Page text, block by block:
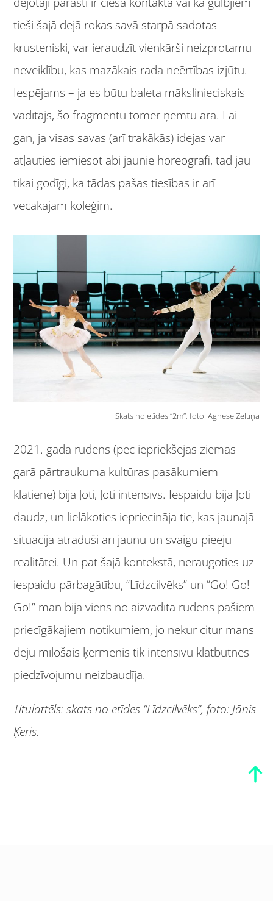
tieši šajā dejā rokas savā starpā sadotas
krusteniski, var ieraudzīt vienkārši neizprotamu
neveiklību, kas mazākais rada neērtības izjūtu.
Iespējams – ja es būtu baleta mākslinieciskais
vadītājs, šo fragmentu tomēr ņemtu ārā. Lai
gan, ja visas savas (arī trakākās) idejas var
atļauties iemiesot abi jaunie horeogrāfi, tad jau
tikai godīgi, ka tādas pašas tiesības ir arī
vecākajam kolēģim.
Skats no etīdes “2m”, foto: Agnese Zeltiņa
2021. gada rudens (pēc iepriekšējās ziemas
garā pārtraukuma kultūras pasākumiem
klātienē) bija ļoti, ļoti intensīvs. Iespaidu bija ļoti
daudz, un lielākoties iepriecināja tie, kas jaunajā
situācijā atraduši arī jaunu un svaigu pieeju
realitātei. Un pat šajā kontekstā, neraugoties uz
iespaidu pārbagātību, “Līdzcilvēks” un “Go! Go!
Go!” man bija viens no aizvadītā rudens pašiem
priecīgākajiem notikumiem, jo nekur citur mans
deju mīlošais ķermenis tik intensīvu klātbūtnes
piedzīvojumu neizbaudīja.
Titulattēls: skats no etīdes “Līdzcilvēks”, foto: Jānis
Ķeris.